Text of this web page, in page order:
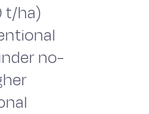
t/ha)
no-